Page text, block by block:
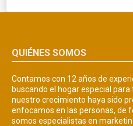
QUIÉNES SOMOS
Contamos con 12 años de
buscando el hogar especial
nuestro crecimiento haya sido
enfocamos en las personas, de
somos especialistas en